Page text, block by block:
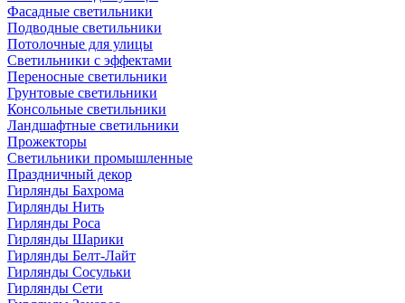
Фасадные светильники
Подводные светильники
Потолочные для улицы
Светильники с эффектами
Переносные светильники
Грунтовые светильники
Консольные светильники
Ландшафтные светильники
Прожекторы
Светильники промышленные
Праздничный декор
Гирлянды Бахрома
Гирлянды Нить
Гирлянды Роса
Гирлянды Шарики
Гирлянды Белт-Лайт
Гирлянды Сосульки
Гирлянды Сети